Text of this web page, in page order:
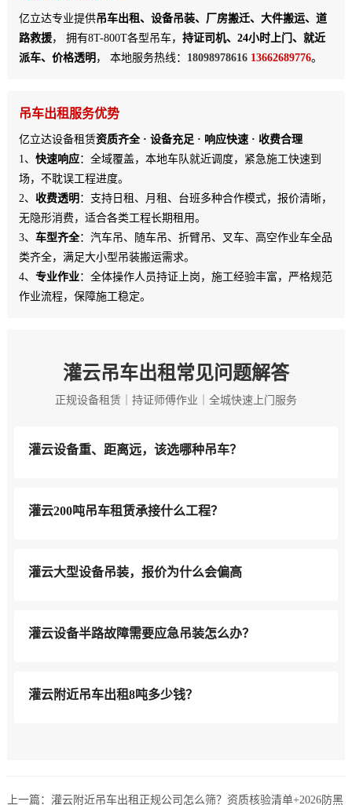
亿立达专业提供吊车出租、设备吊装、厂房搬迁、大件搬运、道
路救援， 拥有8T-800T各型吊车， 持证司机、24小时上门、就近
派车、价格透明 ， 本地服务热线： 1809897861613662689776。
吊车出租服务优势
亿立达设备租赁资质齐全 · 设备充足 · 响应快速 · 收费合理
1、 快速响应：全域覆盖，本地车队就近调度，紧急施工快速到
场，不耽误工程进度。
2、 收费透明 ：支持日租、月租、台班多种合作模式，报价清晰，
无隐形消费，适合各类工程长期租用。
3、 车型齐全：汽车吊、随车吊、折臂吊、叉车、高空作业车全品
类齐全，满足大小型吊装搬运需求。
4、 专业作业：全体操作人员持证上岗，施工经验丰富，严格规范
作业流程，保障施工稳定。
灌云吊车出租常见问题解答
正规设备租赁｜持证师傅作业｜全城快速上门服务
灌云设备重、距离远，该选哪种吊车？
灌云200吨吊车租赁承接什么工程？
灌云大型设备吊装，报价为什么会偏高
灌云设备半路故障需要应急吊装怎么办？
灌云附近吊车出租8吨多少钱？
上一篇： 灌云附近吊车出租正规公司怎么筛？资质核验清单+2026防黑